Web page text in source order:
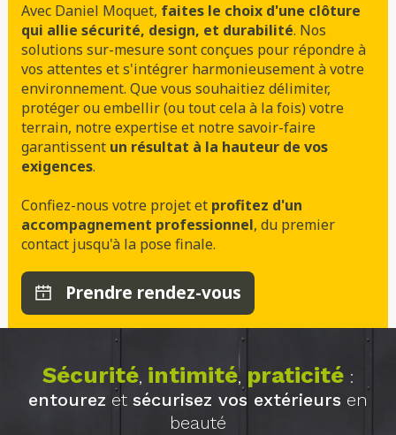
Avec Daniel Moquet, faites le choix d'une clôture
qui allie sécurité, design, et durabilité. Nos
solutions sur-mesure sont conçues pour répondre à
vos attentes et s'intégrer harmonieusement à votre
environnement. Que vous souhaitiez délimiter,
protéger ou embellir (ou tout cela à la fois) votre
terrain, notre expertise et notre savoir-faire
garantissent un résultat à la hauteur de vos
exigences.
Confiez-nous votre projet et profitez d'un
accompagnement professionnel, du premier
contact jusqu'à la pose finale.
Prendre rendez-vous
Sécurité, intimité, praticité:
entourez et sécurisez vos extérieurs en
beauté